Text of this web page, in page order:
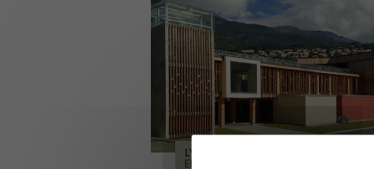
LYCÉE ALPES ET DURANCE
EMBRUN